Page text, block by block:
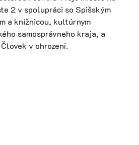
2 v spolupráci so Spišským
a knižnicou, kultúrnym
samosprávneho kraja, a
v ohrození.